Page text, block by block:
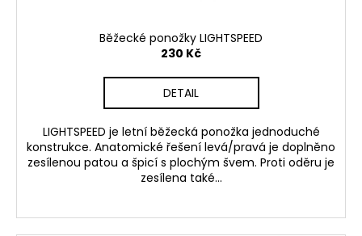
Běžecké ponožky LIGHTSPEED
230 Kč
DETAIL
LIGHTSPEED je letní běžecká ponožka jednoduché
konstrukce. Anatomické řešení levá/pravá je doplněno
zesílenou patou a špicí s plochým švem. Proti oděru je
zesílena také...